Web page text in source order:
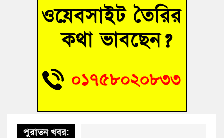
হোমনায় বিধবা নারীর জমি দখল ও জীবননাশের হুমকির অভিযোগ
বুড়িচংয়ে অতিথি পাখির আবাসস্থল সংরক্ষণে প্রশাসনের উদ্যোগ; ৯
বুড়িচংয়ে জুলাই গণঅভ্যুত্থান দিবস উদযাপন উপলক্ষে প্রস্তুতিমূলক
পুরাতন খবর: